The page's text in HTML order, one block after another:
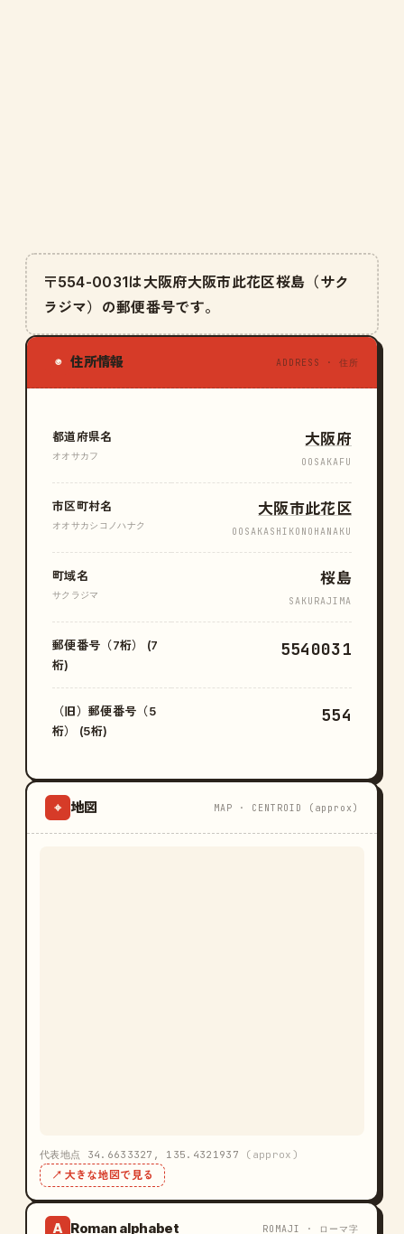
〒554-0031は大阪府大阪市此花区桜島（サク
ラジマ）の郵便番号です。
◉ 住所情報 ADDRESS · 住所
都道府県名
オオサカフ
大阪府
OOSAKAFU
市区町村名
オオサカシコノハナク
大阪市此花区
OOSAKASHIKONOHANAKU
町域名
サクラジマ
桜島
SAKURAJIMA
郵便番号（7桁） (7
桁)
5540031
（旧）郵便番号（5
桁） (5桁)
554
⌖ 地図 MAP · CENTROID (approx)
代表地点 34.6633327, 135.4321937 (approx)
↗ 大きな地図で見る
A Roman alphabet ROMAJI · ローマ字